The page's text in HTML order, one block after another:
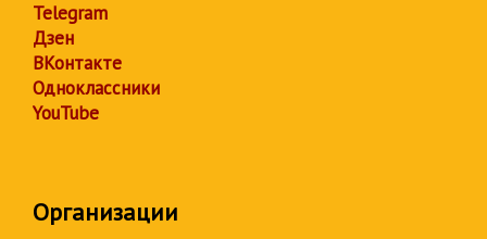
Telegram
Дзен
ВКонтакте
Одноклассники
YouTube
Организации